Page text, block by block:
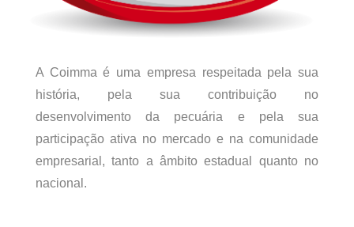
A Coimma é uma empresa respeitada pela sua
história, pela sua contribuição no
desenvolvimento da pecuária e pela sua
participação ativa no mercado e na comunidade
empresarial, tanto a âmbito estadual quanto no
nacional.